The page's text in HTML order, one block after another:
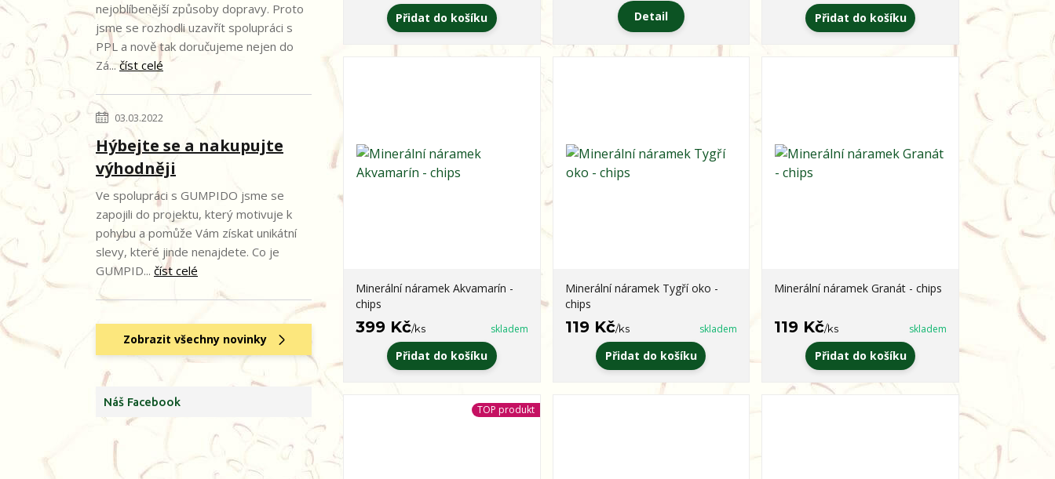
Přidat do košíku Detail Přidat do košíku
Minerální náramek Akvamarín -
chips
399 Kč/ks skladem
Přidat do košíku
Minerální náramek Tygří oko -
chips
119 Kč/ks skladem
Přidat do košíku
Minerální náramek Granát - chips
119 Kč/ks skladem
Přidat do košíku
TOP produkt
nejoblíbenější způsoby dopravy. Proto
jsme se rozhodli uzavřít spolupráci s
PPL a nově tak doručujeme nejen do
Zá...číst celé
03.03.2022
Hýbejte se a nakupujte
výhodněji
Ve spolupráci s GUMPIDO jsme se
zapojili do projektu, který motivuje k
pohybu a pomůže Vám získat unikátní
slevy, které jinde nenajdete. Co je
GUMPID... číst celé
Zobrazit všechny novinky
Náš Facebook